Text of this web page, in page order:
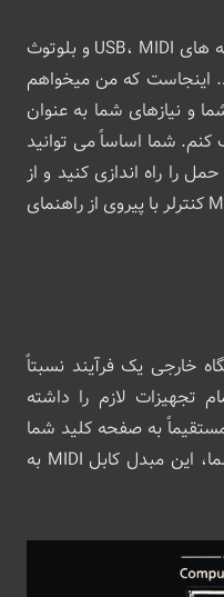
پیانو های دیجیتال اکنون دارای گزینه های USB، MIDI و بلوتوث
که من میخواهم
و نیازهای شما به عنوان
شما اساساً می توانید
را راه اندازی کنید و از
پیانو های دیجیتال خود به عنوان MIDI کنترلر با پیروی از راهنمای
خارجی یک فرآیند نسبتاً
تجهیزات لازم را داشته
مستقیماً به صفحه کلید شما
وصل شود. بسته به مدل کیبورد شما، این مبدل کابل MIDI به